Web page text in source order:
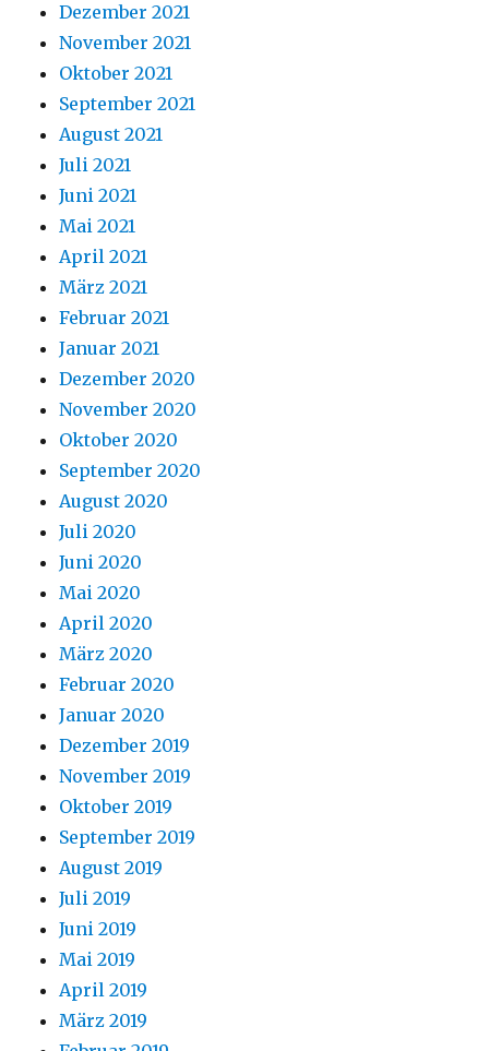
Dezember 2021
November 2021
Oktober 2021
September 2021
August 2021
Juli 2021
Juni 2021
Mai 2021
April 2021
März 2021
Februar 2021
Januar 2021
Dezember 2020
November 2020
Oktober 2020
September 2020
August 2020
Juli 2020
Juni 2020
Mai 2020
April 2020
März 2020
Februar 2020
Januar 2020
Dezember 2019
November 2019
Oktober 2019
September 2019
August 2019
Juli 2019
Juni 2019
Mai 2019
April 2019
März 2019